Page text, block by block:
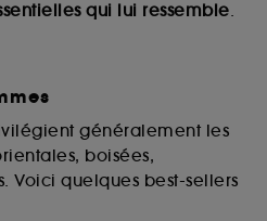
qui lui ressemble.
généralement les
boisées,
Voici quelques best-sellers